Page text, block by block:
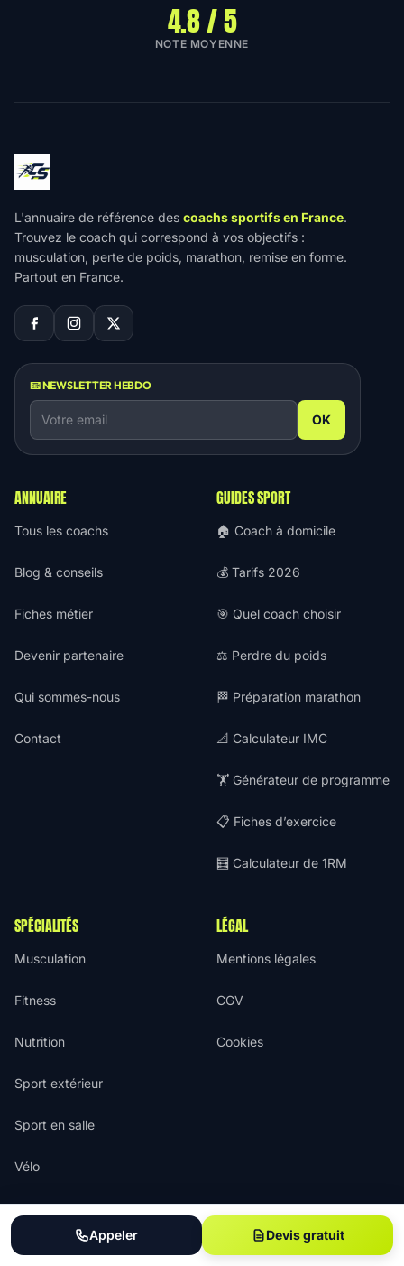
Appeler Devis gratuit
4.8 / 5
NOTE MOYENNE
L'annuaire de référence des coachs sportifs en France.
Trouvez le coach qui correspond à vos objectifs :
musculation, perte de poids, marathon, remise en forme.
Partout en France.
📧 NEWSLETTER HEBDO
OK
ANNUAIRE
Tous les coachs
Blog & conseils
Fiches métier
Devenir partenaire
Qui sommes-nous
Contact
GUIDES SPORT
🏠 Coach à domicile
💰 Tarifs 2026
🎯 Quel coach choisir
⚖️ Perdre du poids
🏁 Préparation marathon
📐 Calculateur IMC
🏋️ Générateur de programme
📋 Fiches d’exercice
🧮 Calculateur de 1RM
SPÉCIALITÉS
Musculation
Fitness
Nutrition
Sport extérieur
Sport en salle
Vélo
LÉGAL
Mentions légales
CGV
Cookies